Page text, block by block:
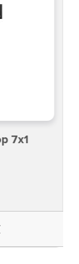
7x1